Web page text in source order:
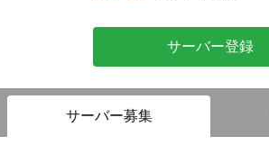
サーバー登録
サーバー募集